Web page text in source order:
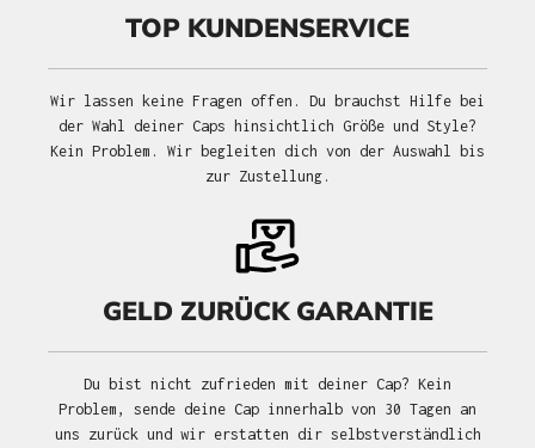
TOP KUNDENSERVICE
Wir lassen keine Fragen offen. Du brauchst Hilfe bei
der Wahl deiner Caps hinsichtlich Größe und Style?
Kein Problem. Wir begleiten dich von der Auswahl bis
zur Zustellung.
GELD ZURÜCK GARANTIE
Du bist nicht zufrieden mit deiner Cap? Kein
Problem, sende deine Cap innerhalb von 30 Tagen an
uns zurück und wir erstatten dir selbstverständlich